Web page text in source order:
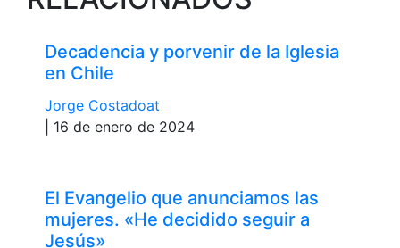
Decadencia y porvenir de la Iglesia
en Chile
Jorge Costadoat
| 16 de enero de 2024
El Evangelio que anunciamos las
mujeres. «He decidido seguir a
Jesús»